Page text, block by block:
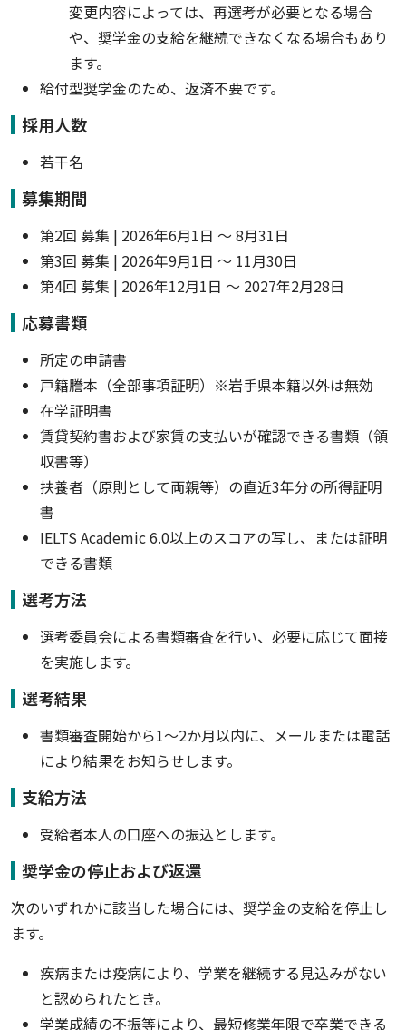
変更内容によっては、再選考が必要となる場合
や、奨学金の支給を継続できなくなる場合もあり
ます。
給付型奨学金のため、返済不要です。
採用人数
若干名
募集期間
第2回 募集 | 2026年6月1日 ～ 8月31日
第3回 募集 | 2026年9月1日 ～ 11月30日
第4回 募集 | 2026年12月1日 ～ 2027年2月28日
応募書類
所定の申請書
戸籍謄本（全部事項証明）※岩手県本籍以外は無効
在学証明書
賃貸契約書および家賃の支払いが確認できる書類（領
収書等）
扶養者（原則として両親等）の直近3年分の所得証明
書
IELTS Academic 6.0以上のスコアの写し、または証明
できる書類
選考方法
選考委員会による書類審査を行い、必要に応じて面接
を実施します。
選考結果
書類審査開始から1〜2か月以内に、メールまたは電話
により結果をお知らせします。
支給方法
受給者本人の口座への振込とします。
奨学金の停止および返還
次のいずれかに該当した場合には、奨学金の支給を停止し
ます。
疾病または疫病により、学業を継続する見込みがない
と認められたとき。
学業成績の不振等により、最短修業年限で卒業できる